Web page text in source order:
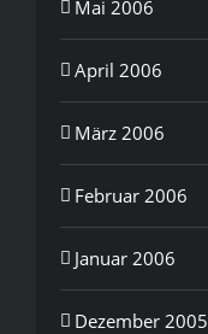
Mai 2006
April 2006
März 2006
Februar 2006
Januar 2006
Dezember 2005